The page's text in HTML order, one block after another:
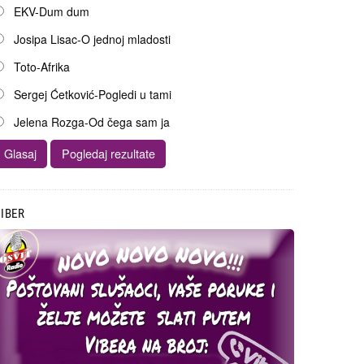
EKV-Dum dum
Josipa Lisac-O jednoj mladosti
Toto-Afrika
Sergej Ćetković-Pogledi u tami
Jelena Rozga-Od čega sam ja